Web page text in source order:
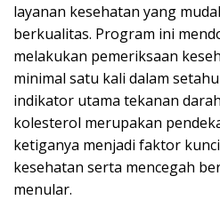
layanan kesehatan yang
berkualitas. Program ini
melakukan pemeriksaan
minimal satu kali dalam
indikator utama tekanan
kolesterol merupakan
ketiganya menjadi faktor
kesehatan serta mencegah
menular.